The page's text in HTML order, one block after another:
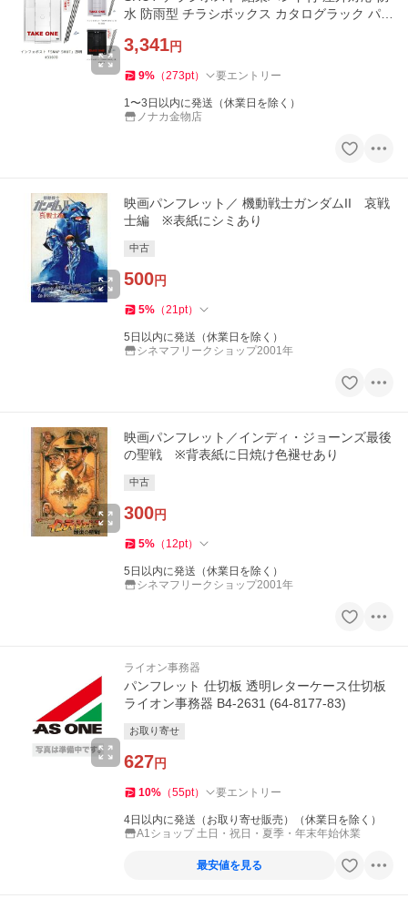
水 防雨型 チラシボックス カタログラック パン
3,341円
9% （273pt） 要エントリー
1〜3日以内に発送（休業日を除く）
ノナカ金物店
映画パンフレット／ 機動戦士ガンダムII 哀戦
士編 ※表紙にシミあり
中古
500円
5% （21pt）
5日以内に発送（休業日を除く）
シネマフリークショップ2001年
映画パンフレット／インディ・ジョーンズ最後
の聖戦 ※背表紙に日焼け色褪せあり
中古
300円
5% （ 12pt）
5日以内に発送（休業日を除く）
シネマフリークショップ2001年
ライオン事務器
パンフレット 仕切板 透明レターケース仕切板
ライオン事務器 B4-2631 (64-8177-83)
お取り寄せ
627円
10% （55pt） 要エントリー
4日以内に発送（お取り寄せ販売）（休業日を除く）
A1ショップ 土日・祝日・夏季・年末年始休業
最安値を見る